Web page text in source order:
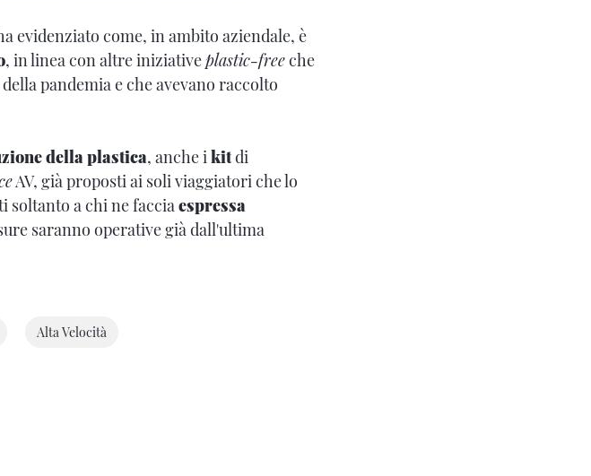
evidenziato come, in ambito aziendale, è
, in linea con altre iniziativeplastic-freeche
pandemia e che avevano raccolto
della plastica, anche ikitdi
AV, già proposti ai soli viaggiatori che lo
soltanto a chi ne facciaespressa
saranno operative già dall'ultima
Alta Velocità